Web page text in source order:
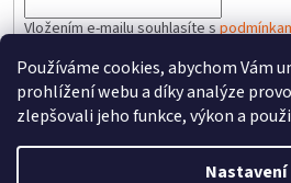
Používáme cookies, abychom Vám
prohlížení webu a díky analýze
zlepšovali jeho funkce, výkon a
Nastavení
Vložením e-mailu souhlasíte s
PŘIHLÁSIT SE
Vytvořil